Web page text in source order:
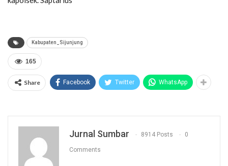
Kabupaten_Sijunjung
165
Share Facebook Twitter WhatsApp
Jurnal Sumbar 8914 Posts 0
Comments